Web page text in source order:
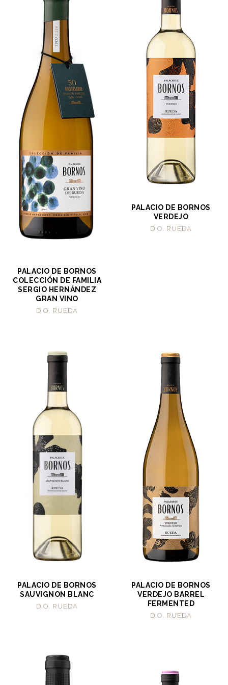
PALACIO DE BORNOS
COLECCIÓN DE FAMILIA
SERGIO HERNÁNDEZ
GRAN VINO
D.O. RUEDA
PALACIO DE BORNOS
VERDEJO
D.O. RUEDA
PALACIO DE BORNOS
SAUVIGNON BLANC
D.O. RUEDA
PALACIO DE BORNOS
VERDEJO BARREL
FERMENTED
D.O. RUEDA